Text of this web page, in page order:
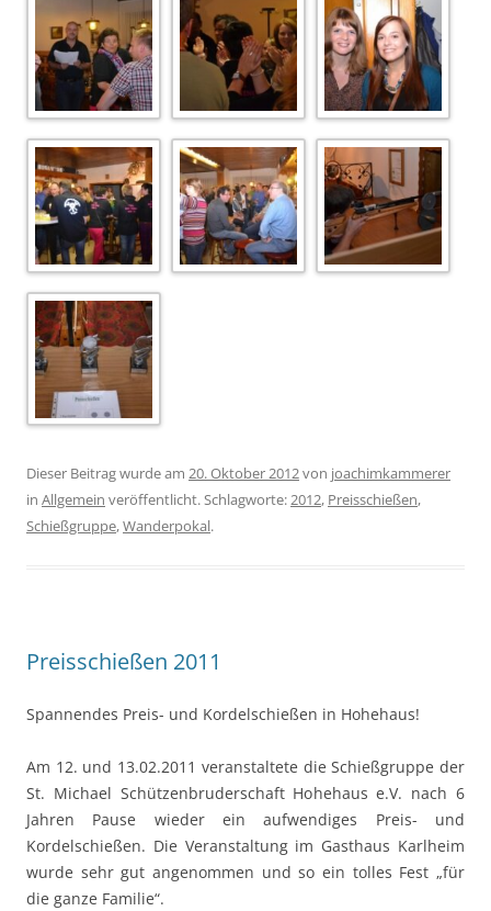
Dieser Beitrag wurde am 20. Oktober 2012von joachimkammerer
in Allgemein veröffentlicht. Schlagworte:2012, Preisschießen,
Schießgruppe,Wanderpokal.
Preisschießen 2011
Spannendes Preis- und Kordelschießen in Hohehaus!
Am 12. und 13.02.2011 veranstaltete die Schießgruppe der
St. Michael Schützenbruderschaft Hohehaus e.V. nach 6
Jahren Pause wieder ein aufwendiges Preis- und
Kordelschießen. Die Veranstaltung im Gasthaus Karlheim
wurde sehr gut angenommen und so ein tolles Fest „für
die ganze Familie“.